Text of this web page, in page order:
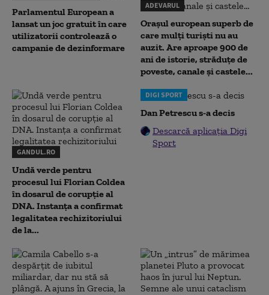
Parlamentul European a
lansat un joc gratuit în care
utilizatorii controlează o
campanie de dezinformare
ADEVARUL
Orașul european superb de
care mulți turiști nu au
auzit. Are aproape 900 de
ani de istorie, străduțe de
poveste, canale și castele...
GANDUL.RO
Undă verde pentru
procesul lui Florian Coldea
în dosarul de corupție al
DNA. Instanța a confirmat
legalitatea rechizitoriului
de la...
DIGI SPORT
Dan Petrescu s-a decis
Descarcă aplicația Digi
Sport